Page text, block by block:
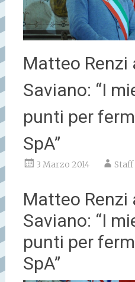
Matteo Renzi
Saviano: “I
punti per
SpA”
3 Marzo 2014 Staff
Matteo Renzi
Saviano: “I
punti per
SpA”